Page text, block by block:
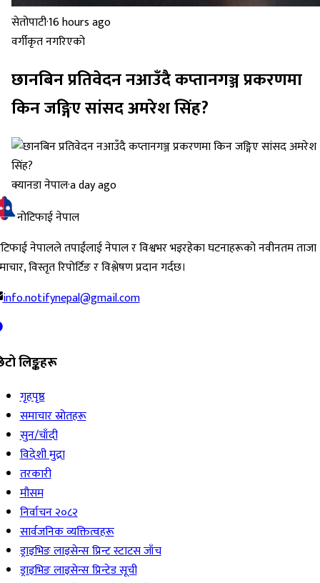
सेतोपाटी·16 hours ago
वर्गीकृत नगरिएको
छानबिन प्रतिवेदन नआउँदै कप्तानगञ्ज प्रकरणमा
किन जङ्गिए सांसद अमरेश सिंह?
क्यानडा नेपाल·a day ago
नोटिफाई नेपाल
नेपालले तपाईंलाई नेपाल र विश्वभर भइरहेका घटनाहरूको नवीनतम ताजा
विस्तृत रिपोर्टिङ र विश्लेषण प्रदान गर्दछ।
info.notifynepal@gmail.com
लिङ्कहरू
गृहपृष्ठ
समाचार स्रोतहरू
सुन/चाँदी
विदेशी मुद्रा
तरकारी
मौसम
निर्वाचन २०८२
सार्वजनिक व्यक्तित्वहरू
ड्राइभिङ लाइसेन्स प्रिन्ट स्टाटस जाँच
ड्राइभिङ लाइसेन्स प्रिन्टेड सूची